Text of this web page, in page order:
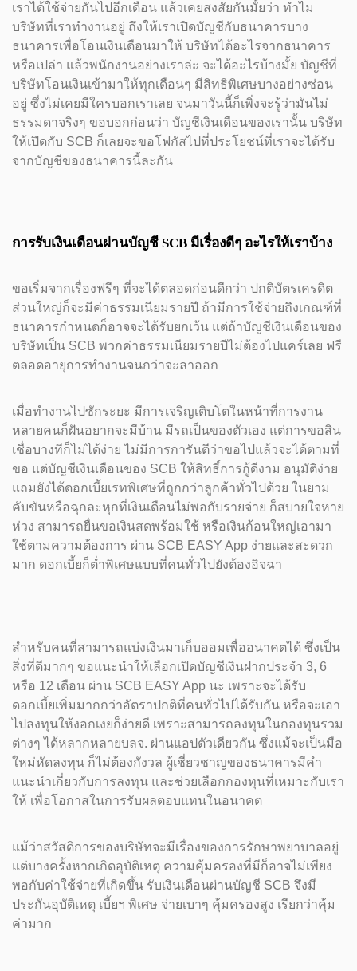
เราได้ใช้จ่ายกันไปอีกเดือน แล้วเคยสงสัยกันมั้ยว่า ทำไม
บริษัทที่เราทำงานอยู่ ถึงให้เราเปิดบัญชีกับธนาคารบาง
ธนาคารเพื่อโอนเงินเดือนมาให้ บริษัทได้อะไรจากธนาคาร
หรือเปล่า แล้วพนักงานอย่างเราล่ะ จะได้อะไรบ้างมั้ย บัญชีที่
บริษัทโอนเงินเข้ามาให้ทุกเดือนๆ มีสิทธิพิเศษบางอย่างซ่อน
อยู่ ซึ่งไม่เคยมีใครบอกเราเลย จนมาวันนี้ก็เพิ่งจะรู้ว่ามันไม่
ธรรมดาจริงๆ ขอบอกก่อนว่า บัญชีเงินเดือนของเรานั้น บริษัท
ให้เปิดกับ SCB ก็เลยจะขอโฟกัสไปที่ประโยชน์ที่เราจะได้รับ
จากบัญชีของธนาคารนี้ละกัน
การรับเงินเดือนผ่านบัญชี SCB มีเรื่องดีๆ อะไรให้เราบ้าง
ขอเริ่มจากเรื่องฟรีๆ ที่จะได้ตลอดก่อนดีกว่า ปกติบัตรเครดิต
ส่วนใหญ่ก็จะมีค่าธรรมเนียมรายปี ถ้ามีการใช้จ่ายถึงเกณฑ์ที่
ธนาคารกำหนดก็อาจจะได้รับยกเว้น แต่ถ้าบัญชีเงินเดือนของ
บริษัทเป็น SCB พวกค่าธรรมเนียมรายปีไม่ต้องไปแคร์เลย ฟรี
ตลอดอายุการทำงานจนกว่าจะลาออก
เมื่อทำงานไปซักระยะ มีการเจริญเติบโตในหน้าที่การงาน
หลายคนก็ฝันอยากจะมีบ้าน มีรถเป็นของตัวเอง แต่การขอสิน
เชื่อบางทีก็ไม่ได้ง่าย ไม่มีการการันตีว่าขอไปแล้วจะได้ตามที่
ขอ แต่บัญชีเงินเดือนของ SCB ให้สิทธิ์การกู้ดีงาม อนุมัติง่าย
แถมยังได้ดอกเบี้ยเรทพิเศษที่ถูกกว่าลูกค้าทั่วไปด้วย ในยาม
คับขันหรือฉุกละหุกที่เงินเดือนไม่พอกับรายจ่าย ก็สบายใจหาย
ห่วง สามารถยื่นขอเงินสดพร้อมใช้ หรือเงินก้อนใหญ่เอามา
ใช้ตามความต้องการ ผ่าน SCB EASY App ง่ายและสะดวก
มาก ดอกเบี้ยก็ต่ำพิเศษแบบที่คนทั่วไปยังต้องอิจฉา
สำหรับคนที่สามารถแบ่งเงินมาเก็บออมเพื่ออนาคตได้ ซึ่งเป็น
สิ่งที่ดีมากๆ ขอแนะนำให้เลือกเปิดบัญชีเงินฝากประจำ 3, 6
หรือ 12 เดือน ผ่าน SCB EASY App นะ เพราะจะได้รับ
ดอกเบี้ยเพิ่มมากกว่าอัตราปกติที่คนทั่วไปได้รับกัน หรือจะเอา
ไปลงทุนให้งอกเงยก็ง่ายดี เพราะสามารถลงทุนในกองทุนรวม
ต่างๆ ได้หลากหลายบลจ. ผ่านแอปตัวเดียวกัน ซึ่งแม้จะเป็นมือ
ใหม่หัดลงทุน ก็ไม่ต้องกังวล ผู้เชี่ยวชาญของธนาคารมีคำ
แนะนำเกี่ยวกับการลงทุน และช่วยเลือกกองทุนที่เหมาะกับเรา
ให้ เพื่อโอกาสในการรับผลตอบแทนในอนาคต
แม้ว่าสวัสดิการของบริษัทจะมีเรื่องของการรักษาพยาบาลอยู่
แต่บางครั้งหากเกิดอุบัติเหตุ ความคุ้มครองที่มีก็อาจไม่เพียง
พอกับค่าใช้จ่ายที่เกิดขึ้น รับเงินเดือนผ่านบัญชี SCB จึงมี
ประกันอุบัติเหตุ เบี้ยฯ พิเศษ จ่ายเบาๆ คุ้มครองสูง เรียกว่าคุ้ม
ค่ามาก